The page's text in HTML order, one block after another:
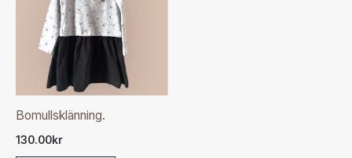
Bomullsklänning.
130.00kr
har
flera
varianter.
De